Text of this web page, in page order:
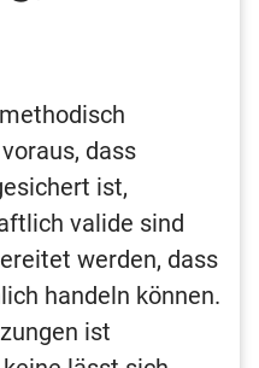
dass
ist,
valide sind
werden, dass
handeln können.
ist